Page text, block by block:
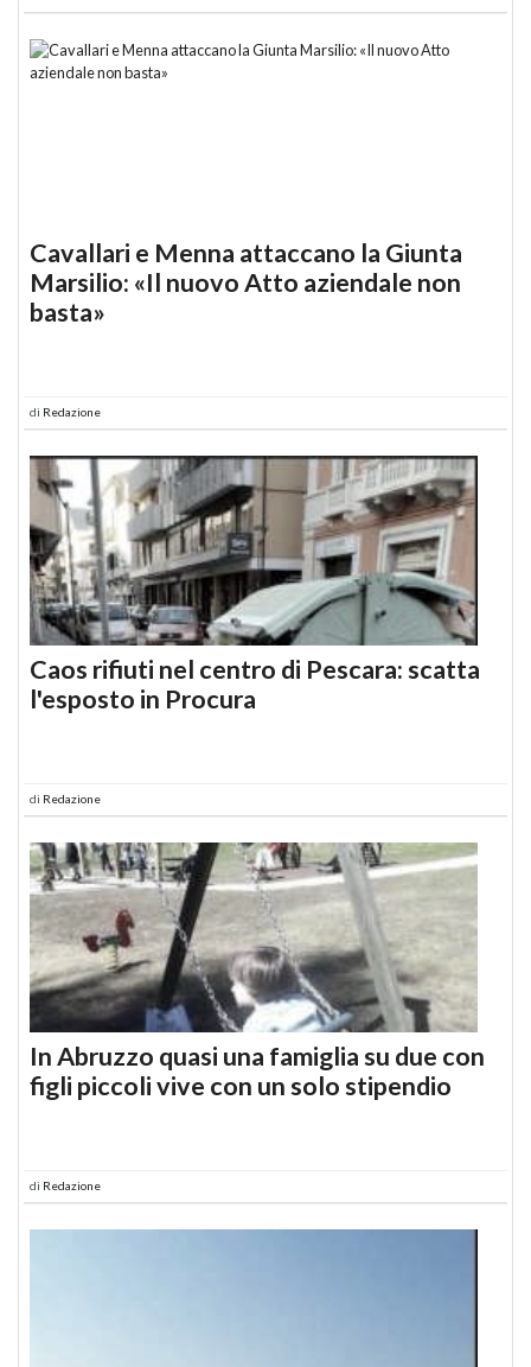
Cavallari e Menna attaccano la Giunta
Marsilio: «Il nuovo Atto aziendale non
basta»
di Redazione
Caos rifiuti nel centro di Pescara: scatta
l'esposto in Procura
di Redazione
In Abruzzo quasi una famiglia su due con
figli piccoli vive con un solo stipendio
di Redazione